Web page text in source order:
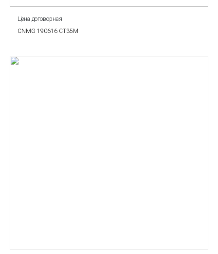
Цена договорная
CNMG 190616 CT35M